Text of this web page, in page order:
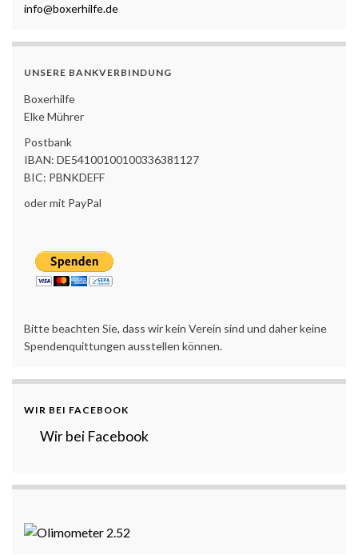
info@boxerhilfe.de
UNSERE BANKVERBINDUNG
Boxerhilfe
Elke Mührer
Postbank
IBAN: DE54100100100336381127
BIC: PBNKDEFF
oder mit PayPal
Bitte beachten Sie, dass wir kein Verein sind und daher keine
Spendenquittungen ausstellen können.
WIR BEI FACEBOOK
Wir bei Facebook